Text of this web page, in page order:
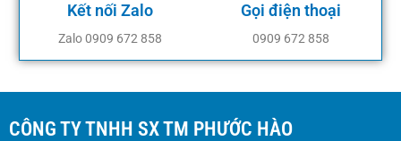
Kết nối Zalo
Zalo 0909 672 858
Gọi điện thoại
0909 672 858
CÔNG TY TNHH SX TM PHƯỚC HÀO